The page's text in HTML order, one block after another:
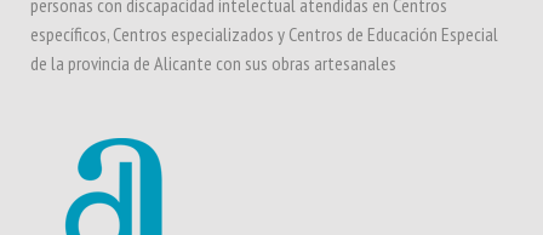
personas con discapacidad intelectual atendidas en Centros
específicos, Centros especializados y Centros de Educación Especial
de la provincia de Alicante con sus obras artesanales